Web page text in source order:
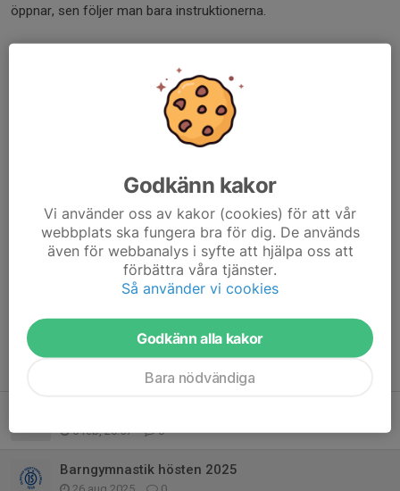
öppnar, sen följer man bara instruktionerna.
2020 måndagar 17:15-18:00 utan föräldrar Ölmstadskolan
2022 tisdagar 17:15-18:00 med förälder i gamla salen på Öis.
Vi kör veckorna 39-48.
Det kommer att finnas 20 platser i varje grupp.
6 feb, 20:57 0
Barngymnastik hösten 2025
26 aug 2025 0
Godkänn kakor
Vi använder oss av kakor (cookies) för att vår
webbplats ska fungera bra för dig. De används
även för webbanalys i syfte att hjälpa oss att
förbättra våra tjänster.
Så använder vi cookies
Godkänn alla kakor
Bara nödvändiga